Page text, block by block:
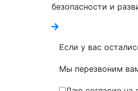
безопасности и
Если у вас
Мы перезвоним